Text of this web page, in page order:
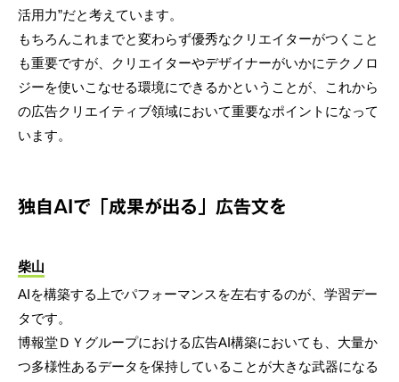
活用力”だと考えています。
もちろんこれまでと変わらず優秀なクリエイターがつくこと
も重要ですが、クリエイターやデザイナーがいかにテクノロ
ジーを使いこなせる環境にできるかということが、これから
の広告クリエイティブ領域において重要なポイントになって
います。
独自AIで「成果が出る」広告文を
柴山
AIを構築する上でパフォーマンスを左右するのが、学習デー
タです。
博報堂ＤＹグループにおける広告AI構築においても、大量か
つ多様性あるデータを保持していることが大きな武器になる